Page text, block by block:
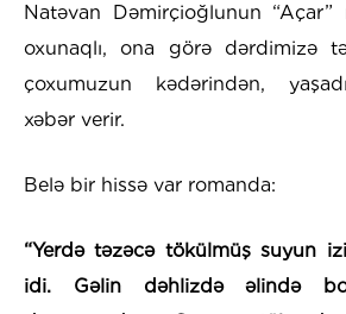
Natəvan Dəmirçioğlunun “Açar”
oxunaqlı, ona görə dərdimizə
çoxumuzun kədərindən,
xəbər verir.
Belə bir hissə var romanda:
“Yerdə təzəcə tökülmüş suyun izi
idi. Gəlin dəhlizdə əlində